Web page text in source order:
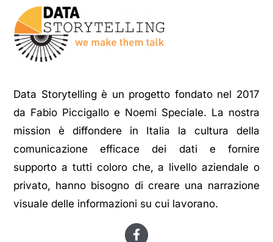
Data Storytelling è un progetto fondato nel 2017
da Fabio Piccigallo e Noemi Speciale. La nostra
mission è diffondere in Italia la cultura della
comunicazione efficace dei dati e fornire
supporto a tutti coloro che, a livello aziendale o
privato, hanno bisogno di creare una narrazione
visuale delle informazioni su cui lavorano.